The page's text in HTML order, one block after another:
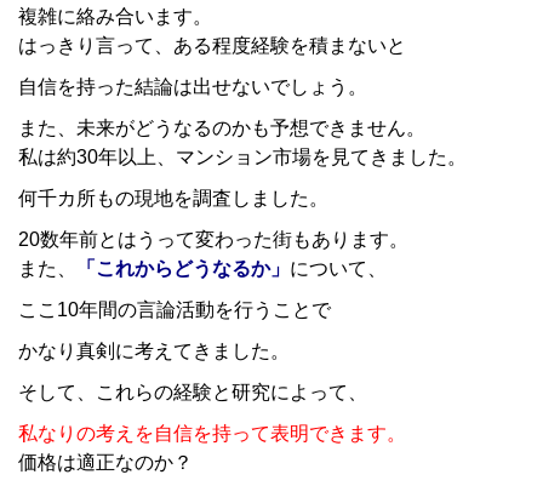
複雑に絡み合います。
はっきり言って、ある程度経験を積まないと
自信を持った結論は出せないでしょう。
また、未来がどうなるのかも予想できません。
私は約30年以上、マンション市場を見てきました。
何千カ所もの現地を調査しました。
20数年前とはうって変わった街もあります。
また、
「これからどうなるか」 について、
ここ10年間の言論活動を行うことで
かなり真剣に考えてきました。
そして、これらの経験と研究によって、
私なりの考えを自信を持って表明できます。
価格は適正なのか？